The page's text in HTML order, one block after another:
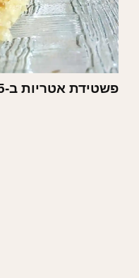
פשטידת אטריות ב-5 דקות מ-2 מצרכים